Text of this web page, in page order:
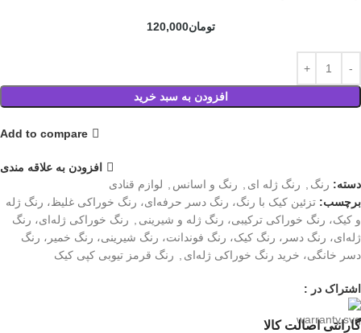
تومان120,000
افزودن به سبد خرید
Add to compare
افزودن به علاقه مندی
دسته: رنگ رنگ ژله ای رنگ و اسانس
لوازم قنادی
برچسب: تزئین کیک با رنگ، رنگ دسر حرفه‌ای، رنگ خوراکی غلیظ، رنگ ژله
و کیک، رنگ خوراکی ترکیبی، رنگ ژله و شیرینی
رنگ خوراکی ژله‌ای، رنگ
ژله‌ای، رنگ دسر، رنگ کیک، رنگ فوندانت، رنگ شیرینی، رنگ خمیر، رنگ
دسر خانگی، خرید رنگ خوراکی ژله‌ای
رنگ قرمز تیوبی کپی کیک
اشتراک در :
گارانتی اصالت کالا